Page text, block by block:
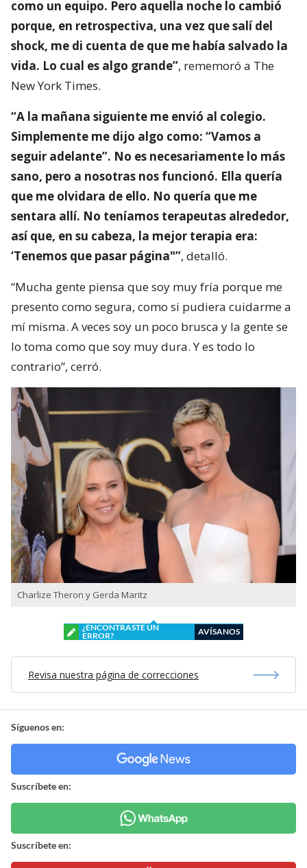
como un equipo. Pero aquella noche lo cambió
porque, en retrospectiva, una vez que salí del
shock, me di cuenta de que me había salvado la
vida. Lo cual es algo grande”, rememoró a The
New York Times.
“A la mañana siguiente me envió al colegio.
Simplemente me dijo algo como: “Vamos a
seguir adelante”. No es necesariamente lo más
sano, pero a nosotras nos funcionó. Ella quería
que me olvidara de ello. No quería que me
sentara allí. No teníamos terapeutas alrededor,
así que, en su cabeza, la mejor terapia era:
‘Tenemos que pasar página"”, detalló.
“Mucha gente piensa que soy muy fría porque me
presento como segura, como si pudiera cuidarme a
mí misma. A veces soy un poco brusca y la gente se
lo toma como que soy muy dura. Y es todo lo
contrario”, cerró.
Charlize Theron y Gerda Maritz
¿ENCONTRASTE UN
ERROR?
AVÍSANOS
Revisa nuestra página de correcciones
Síguenos en:
Suscríbete en:
Suscríbete en: